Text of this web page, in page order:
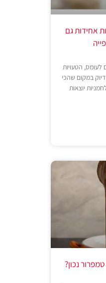
אחידות גם
הטעויות
במקום שהכי
יוצאות
נכון?